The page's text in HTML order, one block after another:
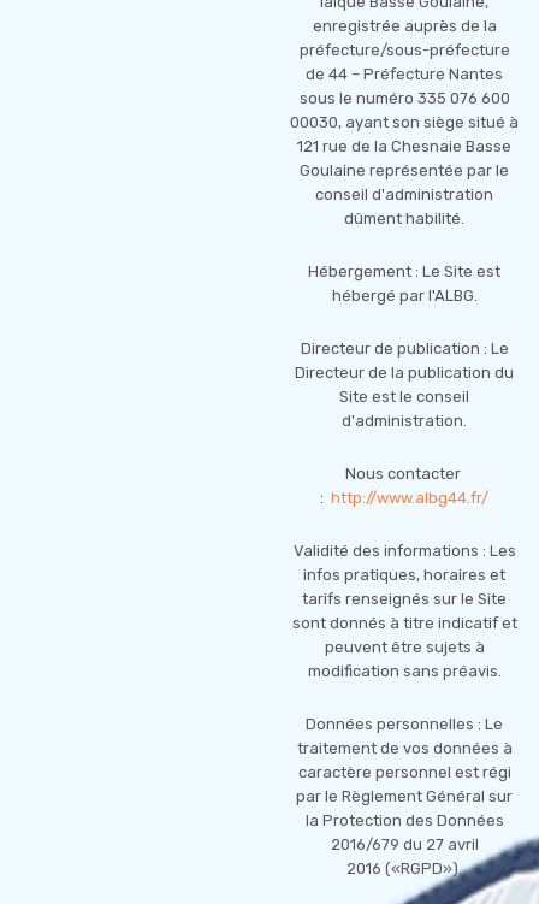
enregistrée auprès de la
préfecture/sous-préfecture
de 44 – Préfecture Nantes
sous le numéro 335 076 600
00030, ayant son siège situé à
121 rue de la Chesnaie Basse
Goulaine représentée par le
conseil d'administration
dûment habilité.
Hébergement : Le Site est
hébergé par l'ALBG.
Directeur de publication : Le
Directeur de la publication du
Site est le conseil
d'administration.
Nous contacter
: http://www.albg44.fr/
Validité des informations : Les
infos pratiques, horaires et
tarifs renseignés sur le Site
sont donnés à titre indicatif et
peuvent être sujets à
modification sans préavis.
Données personnelles : Le
traitement de vos données à
caractère personnel est régi
par le Règlement Général sur
la Protection des Données
2016/679 du 27 avril
2016 («RGPD»).